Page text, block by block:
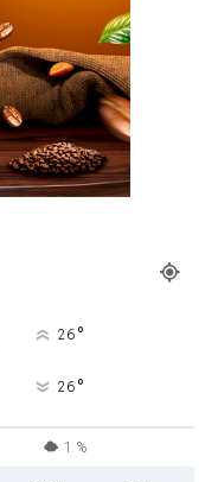
26 °
26 °
1 %